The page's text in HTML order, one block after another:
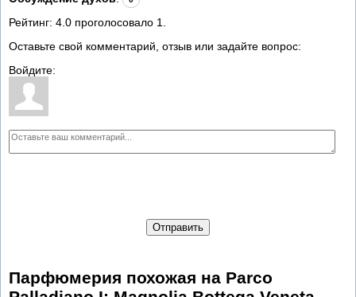
Рейтинг: 4.0 проголосовало 1
Оставьте свой комментарий, отзыв или задайте вопрос:
Войдите:
Отправить
Парфюмерия похожая на Parco